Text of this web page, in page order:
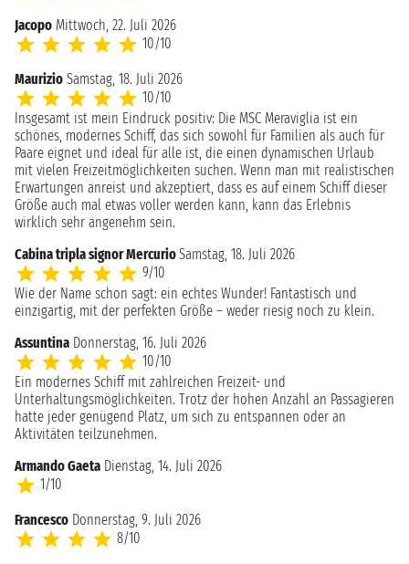
Jacopo Mittwoch, 22. Juli 2026
10/10
Maurizio Samstag, 18. Juli 2026
10/10
Insgesamt ist mein Eindruck positiv: Die MSC Meraviglia ist ein
schönes, modernes Schiff, das sich sowohl für Familien als auch für
Paare eignet und ideal für alle ist, die einen dynamischen Urlaub
mit vielen Freizeitmöglichkeiten suchen. Wenn man mit realistischen
Erwartungen anreist und akzeptiert, dass es auf einem Schiff dieser
Größe auch mal etwas voller werden kann, kann das Erlebnis
wirklich sehr angenehm sein.
Cabina tripla signor MercurioSamstag, 18. Juli 2026
9/10
Wie der Name schon sagt: ein echtes Wunder! Fantastisch und
einzigartig, mit der perfekten Größe – weder riesig noch zu klein.
Assuntina Donnerstag, 16. Juli 2026
10/10
Ein modernes Schiff mit zahlreichen Freizeit- und
Unterhaltungsmöglichkeiten. Trotz der hohen Anzahl an Passagieren
hatte jeder genügend Platz, um sich zu entspannen oder an
Aktivitäten teilzunehmen.
Armando Gaeta Dienstag, 14. Juli 2026
1/10
Francesco Donnerstag, 9. Juli 2026
8/10